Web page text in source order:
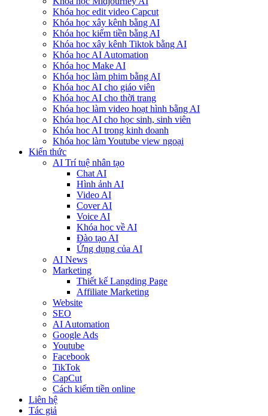
Khóa học edit video Capcut
Khóa học xây kênh bằng AI
Khóa học kiếm tiền bằng AI
Khóa học xây kênh Tiktok bằng AI
Khóa học AI Automation
Khóa học Make AI
Khóa học làm phim bằng AI
Khóa học AI cho giáo viên
Khóa học AI cho thời trang
Khóa học làm video hoạt hình bằng AI
Khóa học AI cho học sinh, sinh viên
Khóa hoc AI trong kinh doanh
Khóa học làm Youtube view ngoại
Kiến thức
AI Trí tuệ nhân tạo
Chat AI
Hình ảnh AI
Video AI
Cover AI
Voice AI
Khóa học về AI
Đào tạo AI
Ứng dụng của AI
AI News
Marketing
Thiết kế Langding Page
Affiliate Marketing
Website
SEO
AI Automation
Google Ads
Youtube
Facebook
TikTok
CapCut
Cách kiếm tiền online
Liên hệ
Tác giả